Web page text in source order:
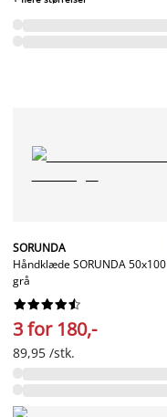
SORUNDA
Håndklæde SORUNDA 50x100
grå






3 for 180,-
89,95 /stk.